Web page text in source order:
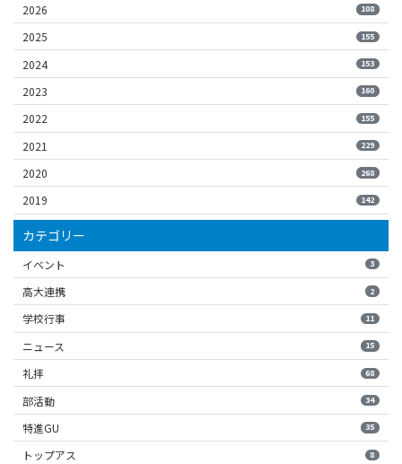
2026 108
2025 155
2024 153
2023 160
2022 155
2021 229
2020 268
2019 142
カテゴリー
イベント 3
高大連携 2
学校行事 11
ニュース 15
礼拝 68
部活動 34
特進GU 35
トップアス 8